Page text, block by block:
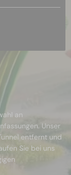
an
Unser
entfernt und
Sie bei uns